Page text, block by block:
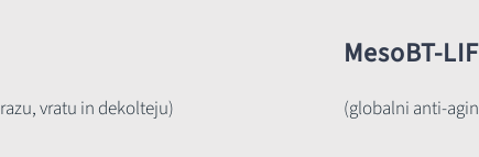
vratu in dekolteju)
MesoBT-
(globalni anti-